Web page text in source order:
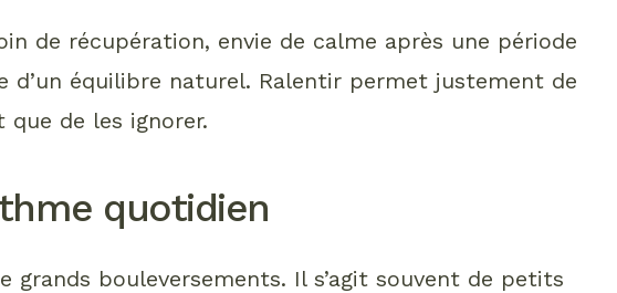
de récupération, envie de calme après une période
équilibre naturel. Ralentir permet justement de
de les ignorer.
quotidien
grands bouleversements. Il s’agit souvent de petits